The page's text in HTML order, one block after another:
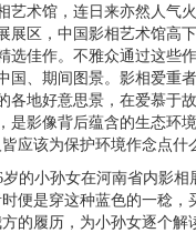
艺术馆，连日来亦然人气
展区，中国影相艺术馆高
选佳作。不雅众通过这些
国、期间图景。影相爱重
各地好意思景，在爱慕于
是影像背后蕴含的生态环
应该为保护环境作念点什
的小孙女在河南省内影相
便是穿这种蓝色的一稔，
的履历，为小孙女逐个解